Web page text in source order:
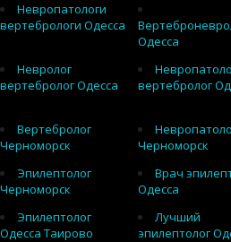
Невропатологи
вертебрологи Одесса
Одесса
Невролог
вертебролог Одесса
вертебролог
Вертебролог
Черноморск
Черноморск
Эпилептолог
Черноморск
Врач
Одесса
Эпилептолог
Одесса Таирово
Лучший
эпилептолог